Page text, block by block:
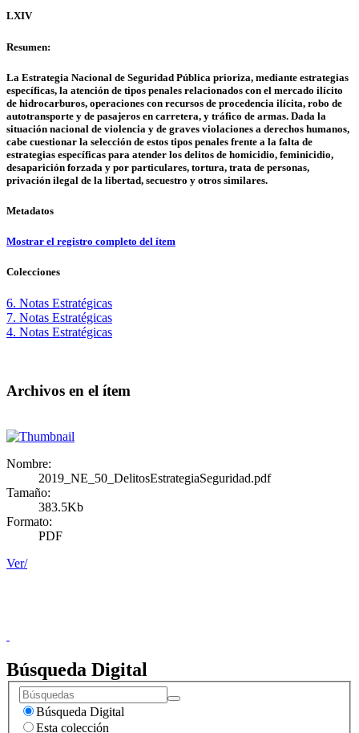
LXIV
Resumen:
La Estrategia Nacional de Seguridad Pública prioriza, mediante estrategias
específicas, la atención de tipos penales relacionados con el mercado ilícito
de hidrocarburos, operaciones con recursos de procedencia ilícita, robo de
autotransporte y de pasajeros en carretera, y tráfico de armas. Dada la
situación nacional de violencia y de graves violaciones a derechos humanos,
cabe cuestionar la selección de estos tipos penales frente a la falta de
estrategias específicas para atender los delitos de homicidio, feminicidio,
desaparición forzada y por particulares, tortura, trata de personas,
privación ilegal de la libertad, secuestro y otros similares.
Metadatos
Mostrar el registro completo del ítem
Colecciones
6. Notas Estratégicas
7. Notas Estratégicas
4. Notas Estratégicas
Archivos en el ítem
Nombre:
2019_NE_50_DelitosEstrategiaSeguridad.pdf
Tamaño:
383.5Kb
Formato:
PDF
Ver/
Búsqueda Digital
Búsqueda Digital
Esta colección